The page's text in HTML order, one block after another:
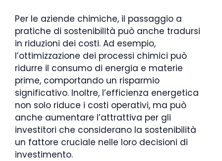
Per le aziende chimiche, il passaggio a
pratiche di sostenibilità può anche tradursi
in riduzioni dei costi. Ad esempio,
l’ottimizzazione dei processi chimici può
ridurre il consumo di energia e materie
prime, comportando un risparmio
significativo. Inoltre, l’efficienza energetica
non solo riduce i costi operativi, ma può
anche aumentare l’attrattiva per gli
investitori che considerano la sostenibilità
un fattore cruciale nelle loro decisioni di
investimento.